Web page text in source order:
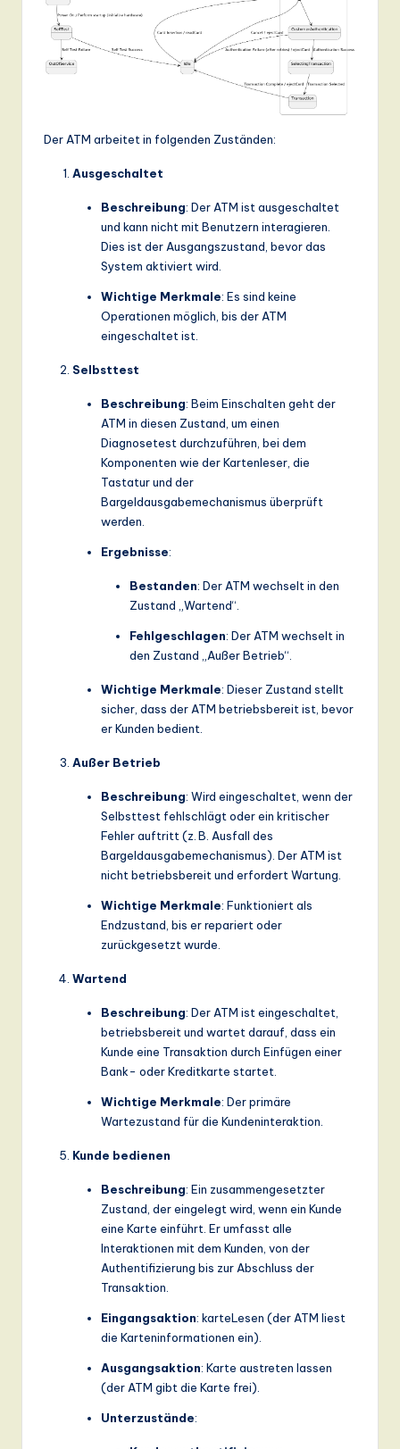
Der ATM arbeitet in folgenden Zuständen:
Ausgeschaltet
Beschreibung: Der ATM ist ausgeschaltet
und kann nicht mit Benutzern interagieren.
Dies ist der Ausgangszustand, bevor das
System aktiviert wird.
Wichtige Merkmale: Es sind keine
Operationen möglich, bis der ATM
eingeschaltet ist.
Selbsttest
Beschreibung: Beim Einschalten geht der
ATM in diesen Zustand, um einen
Diagnosetest durchzuführen, bei dem
Komponenten wie der Kartenleser, die
Tastatur und der
Bargeldausgabemechanismus überprüft
werden.
Ergebnisse:
Bestanden: Der ATM wechselt in den
Zustand „Wartend“.
Fehlgeschlagen: Der ATM wechselt in
den Zustand „Außer Betrieb“.
Wichtige Merkmale: Dieser Zustand stellt
sicher, dass der ATM betriebsbereit ist, bevor
er Kunden bedient.
Außer Betrieb
Beschreibung: Wird eingeschaltet, wenn der
Selbsttest fehlschlägt oder ein kritischer
Fehler auftritt (z. B. Ausfall des
Bargeldausgabemechanismus). Der ATM ist
nicht betriebsbereit und erfordert Wartung.
Wichtige Merkmale: Funktioniert als
Endzustand, bis er repariert oder
zurückgesetzt wurde.
Wartend
Beschreibung: Der ATM ist eingeschaltet,
betriebsbereit und wartet darauf, dass ein
Kunde eine Transaktion durch Einfügen einer
Bank- oder Kreditkarte startet.
Wichtige Merkmale: Der primäre
Wartezustand für die Kundeninteraktion.
Kunde bedienen
Beschreibung: Ein zusammengesetzter
Zustand, der eingelegt wird, wenn ein Kunde
eine Karte einführt. Er umfasst alle
Interaktionen mit dem Kunden, von der
Authentifizierung bis zur Abschluss der
Transaktion.
Eingangsaktion: karteLesen (der ATM liest
die Karteninformationen ein).
Ausgangsaktion: Karte austreten lassen
(der ATM gibt die Karte frei).
Unterzustände: